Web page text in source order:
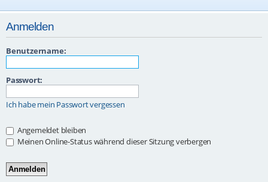
u
Anmelden
Benutzername:
Passwort:
Ich habe mein Passwort vergessen
Angemeldet bleiben
Meinen Online-Status während dieser Sitzung verbergen